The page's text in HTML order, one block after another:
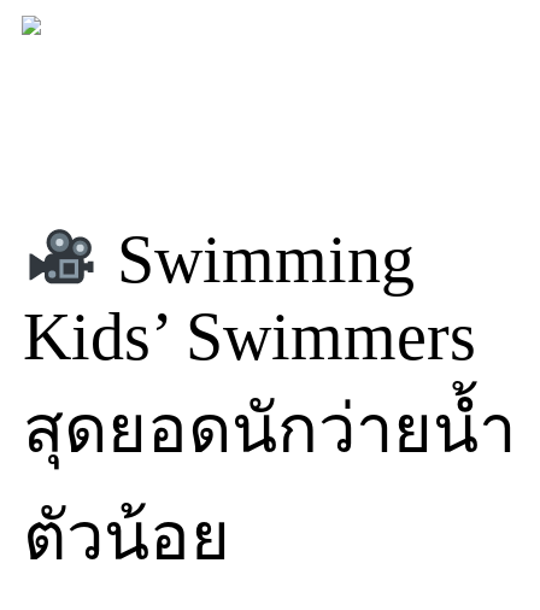
Skip
to
Swimming
Kids’ Swimmers
สุดยอดนักว่ายน้ำ
ตัวน้อย